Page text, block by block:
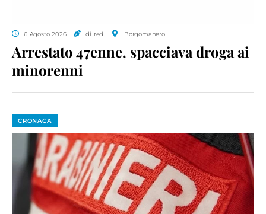
6 Agosto 2026 di red. Borgomanero
Arrestato 47enne, spacciava droga ai
minorenni
CRONACA